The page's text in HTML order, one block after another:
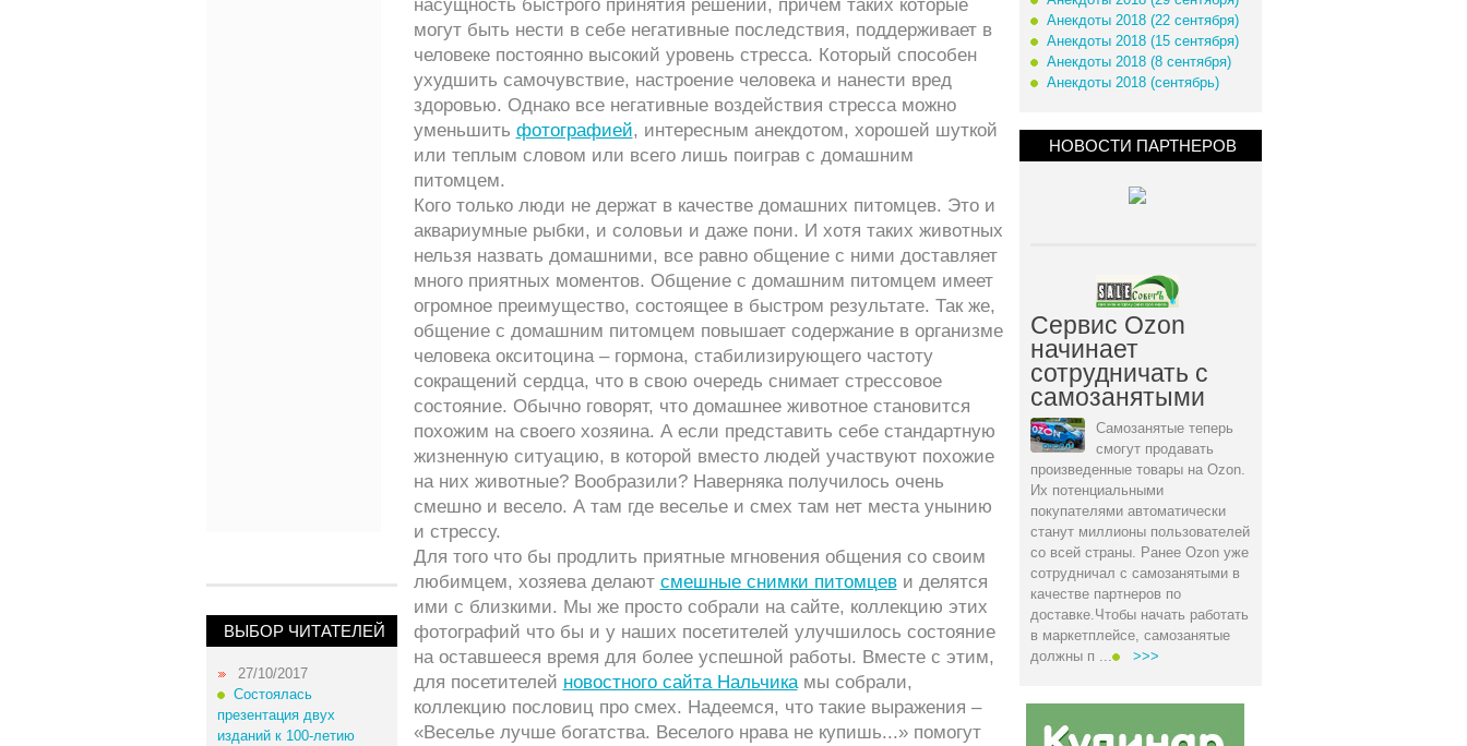
ВЫБОР ЧИТАТЕЛЕЙ
27/10/2017
Состоялась
презентация двух
изданий к 100-летию
насущность быстрого принятия решений, причем таких которые
могут быть нести в себе негативные последствия, поддерживает в
человеке постоянно высокий уровень стресса. Который способен
ухудшить самочувствие, настроение человека и нанести вред
здоровью. Однако все негативные воздействия стресса можно
уменьшить фотографией, интересным анекдотом, хорошей шуткой
или теплым словом или всего лишь поиграв с домашним
питомцем.
Кого только люди не держат в качестве домашних питомцев. Это и
аквариумные рыбки, и соловьи и даже пони. И хотя таких животных
нельзя назвать домашними, все равно общение с ними доставляет
много приятных моментов. Общение с домашним питомцем имеет
огромное преимущество, состоящее в быстром результате. Так же,
общение с домашним питомцем повышает содержание в организме
человека окситоцина – гормона, стабилизирующего частоту
сокращений сердца, что в свою очередь снимает стрессовое
состояние. Обычно говорят, что домашнее животное становится
похожим на своего хозяина. А если представить себе стандартную
жизненную ситуацию, в которой вместо людей участвуют похожие
на них животные? Вообразили? Наверняка получилось очень
смешно и весело. А там где веселье и смех там нет места унынию
и стрессу.
Для того что бы продлить приятные мгновения общения со своим
любимцем, хозяева делают смешные снимки питомцеви делятся
ими с близкими. Мы же просто собрали на сайте, коллекцию этих
фотографий что бы и у наших посетителей улучшилось состояние
на оставшееся время для более успешной работы. Вместе с этим,
для посетителей новостного сайта Нальчикамы собрали,
коллекцию пословиц про смех. Надеемся, что такие выражения –
«Веселье лучше богатства. Веселого нрава не купишь...» помогут
Анекдоты 2018 (22 сентября)
Анекдоты 2018 (15 сентября)
Анекдоты 2018 (8 сентября)
Анекдоты 2018 (сентябрь)
НОВОСТИ ПАРТНЕРОВ
Сервис Ozon
начинает
сотрудничать с
самозанятыми
Самозанятые теперь
смогут продавать
произведенные товары на Ozon.
Их потенциальными
покупателями автоматически
станут миллионы пользователей
со всей страны. Ранее Ozon уже
сотрудничал с самозанятыми в
качестве партнеров по
доставке.Чтобы начать работать
в маркетплейсе, самозанятые
должны п ...
>>>